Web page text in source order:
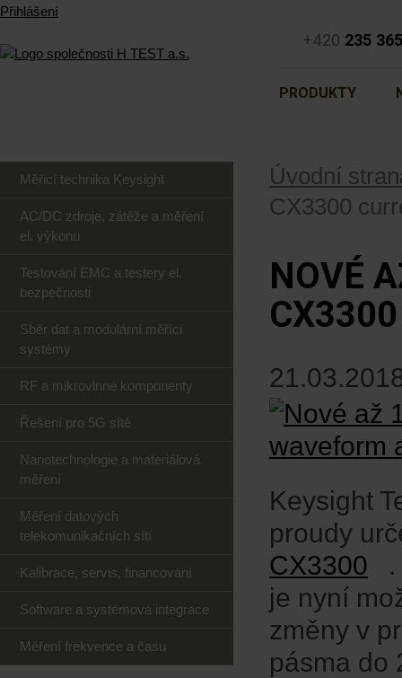
+420 235
PRODUKTY
Přihlášení
Úvodní
CX3300
NOVÉ
Keysight
proudy
CX3300
je nyní
změny v
pásma do
Měřicí technika Keysight
AC/DC zdroje, zátěže a měření
el. výkonu
Testování EMC a testery el.
bezpečnosti
Sběr dat a modulární měřící
systémy
RF a mikrovlnné komponenty
Řešení pro 5G sítě
Nanotechnologie a materiálová
měření
Měření datových
telekomunikačních sítí
Kalibrace, servis, financování
Software a systémová integrace
Měření frekvence a času